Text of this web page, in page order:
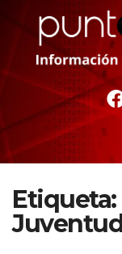
Etiqueta: